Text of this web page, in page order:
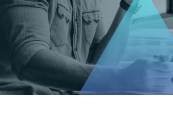
Fale Conosco